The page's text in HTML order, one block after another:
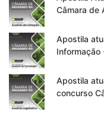
Câmara de
Apostila
Informação
Apostila
concurso